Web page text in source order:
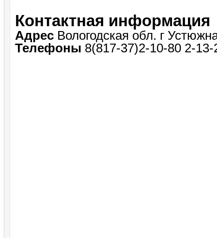
Контактная информация
Адрес Вологодская обл. г
Телефоны 8(817-37)2-10-80 2-